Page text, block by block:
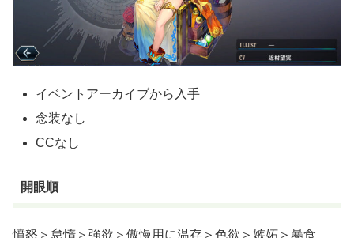
イベントアーカイブから入手
念装なし
CCなし
開眼順
憤怒＞怠惰＞強欲＞傲慢用に温存＞色欲＞嫉妬＞暴食